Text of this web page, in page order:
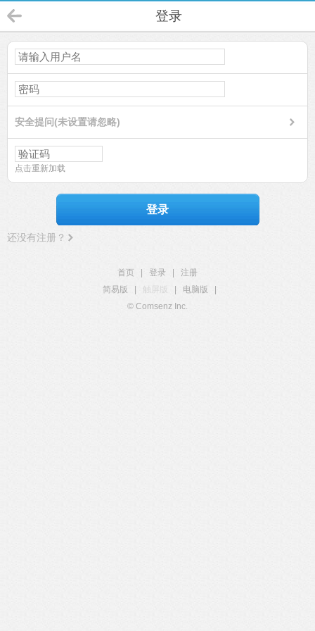
登录
安全提问(未设置请忽略)
点击重新加载
登录
还没有注册？
首页 登录
注册
简易版
触屏版 电脑版
© Comsenz Inc.